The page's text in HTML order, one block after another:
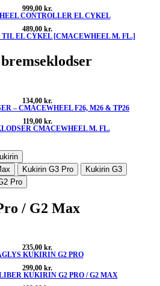
999,00 kr.
CONTROLLER EL CYKEL
489,00 kr.
TIL EL CYKEL [CMACEWHEEL M. FL.]
134,00 kr.
– CMACEWHEEL F26, M26 & TP26
119,00 kr.
CMACEWHEEL M. FL.
Kukirin G3 Pro
Kukirin G3
Pro
/ G2 Max
235,00 kr.
KUKIRIN G2 PRO
299,00 kr.
KUKIRIN G2 PRO / G2 MAX